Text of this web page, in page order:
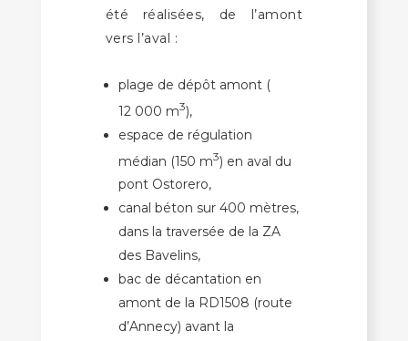
été réalisées, de l’amont
vers l’aval :
plage de dépôt amont (
12 000 m3),
espace de régulation
médian (150 m3) en aval du
pont Ostorero,
canal béton sur 400 mètres,
dans la traversée de la ZA
des Bavelins,
bac de décantation en
amont de la RD1508 (route
d’Annecy) avant la